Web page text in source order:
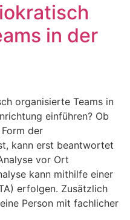
in der
organisierte Teams in
einführen? Ob
der
kann erst beantwortet
vor Ort
kann mithilfe einer
erfolgen. Zusätzlich
Person mit fachlicher